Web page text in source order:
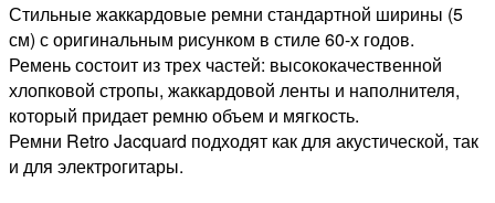
Стильные жаккардовые ремни стандартной ширины (5
см) с оригинальным рисунком в стиле 60-х годов.
Ремень состоит из трех частей: высококачественной
хлопковой стропы, жаккардовой ленты и наполнителя,
который придает ремню объем и мягкость.
Ремни Retro Jacquard подходят как для акустической, так
и для электрогитары.